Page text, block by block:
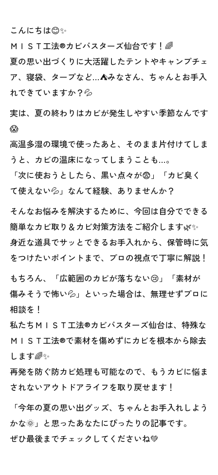
こんにちは😊✨
ＭＩＳＴ工法®カビバスターズ仙台です！🌈
夏の思い出づくりに大活躍したテントやキャンプチェ
ア、寝袋、タープなど…⛺みなさん、ちゃんとお手入
れできていますか？💦
実は、夏の終わりはカビが発生しやすい季節なんです
😱
高温多湿の環境で使ったあと、そのまま片付けてしま
うと、カビの温床になってしまうことも…。
「次に使おうとしたら、黒い点々が😨」「カビ臭く
て使えない💦」なんて経験、ありませんか？
そんなお悩みを解決するために、今回は自分でできる
簡単なカビ取り＆カビ対策方法をご紹介します🌿✨
身近な道具でサッとできるお手入れから、保管時に気
をつけたいポイントまで、プロの視点で丁寧に解説！
もちろん、「広範囲のカビが落ちない😢」「素材が
傷みそうで怖い💦」といった場合は、無理せずプロに
相談を！
私たちＭＩＳＴ工法®カビバスターズ仙台は、特殊な
ＭＩＳＴ工法®で素材を傷めずにカビを根本から除去
します🌈✨
再発を防ぐ防カビ処理も可能なので、もうカビに悩ま
されないアウトドアライフを取り戻せます！
「今年の夏の思い出グッズ、ちゃんとお手入れしよう
かな🌞」と思ったあなたにぴったりの記事です。
ぜひ最後までチェックしてくださいね💚